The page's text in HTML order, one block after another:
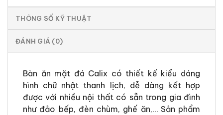
ĐÁNH GIÁ (0)
THÔNG SỐ KỸ THUẬT
Bàn ăn mặt đá Calix có thiết kế kiểu dáng
hình chữ nhật thanh lịch, dễ dàng kết hợp
được với nhiều nội thất có sẵn trong gia đình
như đảo bếp, đèn chùm, ghế ăn,… Sản phẩm